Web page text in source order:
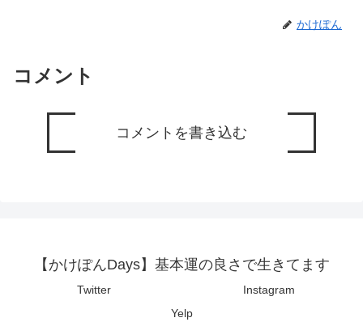
かけぽん
コメント
コメントを書き込む
【かけぽんDays】基本運の良さで生きてます
Twitter
Instagram
Yelp